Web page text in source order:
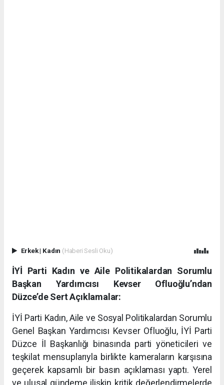
Erkek| Kadın (Haberi Sesli Oku)
İYİ Parti Kadın ve Aile Politikalardan Sorumlu
Başkan Yardımcısı Kevser Ofluoğlu’ndan
Düzce’de Sert Açıklamalar:
İYİ Parti Kadın, Aile ve Sosyal Politikalardan Sorumlu
Genel Başkan Yardımcısı Kevser Ofluoğlu, İYİ Parti
Düzce İl Başkanlığı binasında parti yöneticileri ve
teşkilat mensuplarıyla birlikte kameraların karşısına
geçerek kapsamlı bir basın açıklaması yaptı. Yerel
ve ulusal gündeme ilişkin kritik değerlendirmelerde